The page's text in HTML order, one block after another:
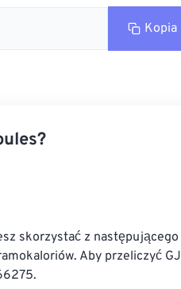
Kopia
skorzystać z następującego
Aby przeliczyć GJ